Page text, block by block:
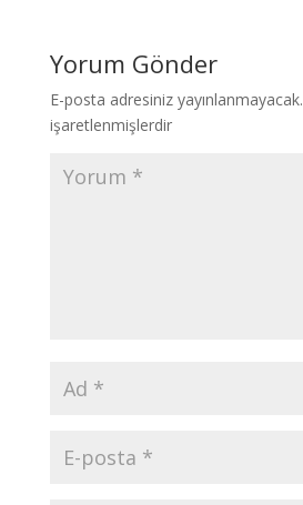
Yorum Gönder
E-posta adresiniz yayınlanmayacak.
işaretlenmişlerdir